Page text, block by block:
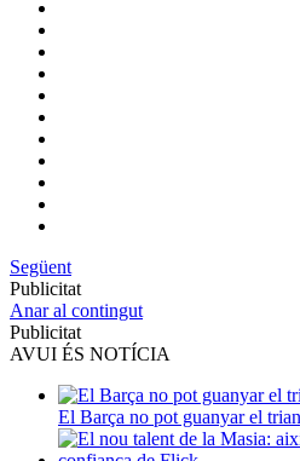
Següent
Publicitat
Anar al contingut
Publicitat
AVUI ÉS NOTÍCIA
El Barça no pot guanyar el